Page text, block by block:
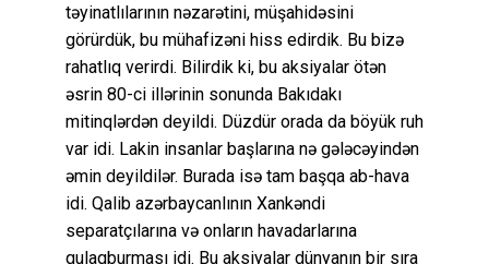
təyinatlılarının nəzarətini, müşahidəsini
görürdük, bu mühafizəni hiss edirdik. Bu bizə
rahatlıq verirdi. Bilirdik ki, bu aksiyalar ötən
əsrin 80-ci illərinin sonunda Bakıdakı
mitinqlərdən deyildi. Düzdür orada da böyük ruh
var idi. Lakin insanlar başlarına nə gələcəyindən
əmin deyildilər. Burada isə tam başqa ab-hava
idi. Qalib azərbaycanlının Xankəndi
separatçılarına və onların havadarlarına
qulaqburması idi. Bu aksiyalar dünyanın bir sıra